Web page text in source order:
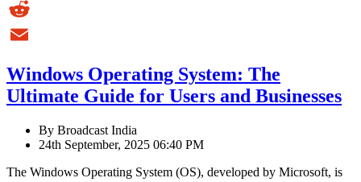
Political
Era
Facebook
Reddit
Windows Operating System: The
Ultimate Guide for Users and Businesses
By Broadcast India
24th September, 2025 06:40 PM
The Windows Operating System (OS), developed by Microsoft, is